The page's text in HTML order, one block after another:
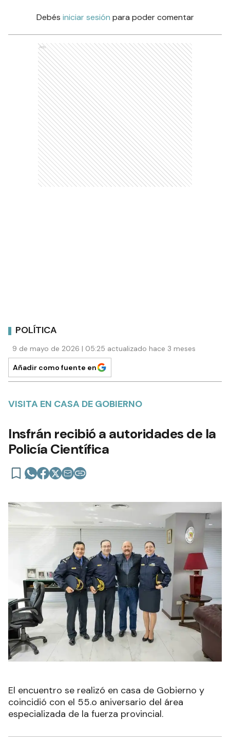
Debés iniciar sesión para poder comentar
Ads
POLÍTICA
9 de mayo de 2026 | 05:25 actualizado hace 3 meses
Añadir como fuente en
VISITA EN CASA DE GOBIERNO
Insfrán recibió a autoridades de la
Policía Científica
El encuentro se realizó en casa de Gobierno y
coincidió con el 55.o aniversario del área
especializada de la fuerza provincial.